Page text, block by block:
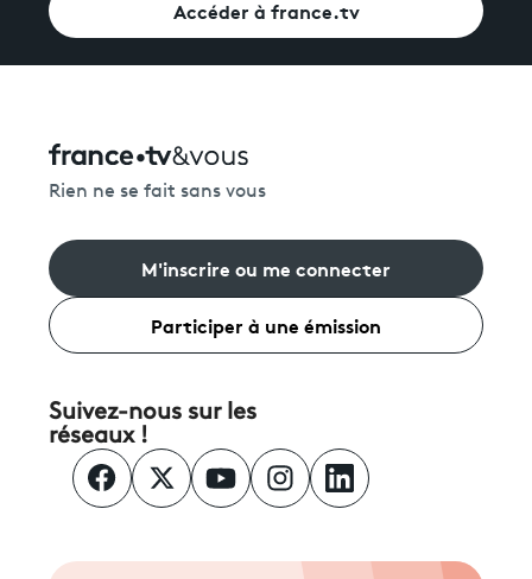
Accéder à france.tv
Rien ne se fait sans vous
M'inscrire ou me connecter
Participer à une émission
Suivez-nous sur les
réseaux !